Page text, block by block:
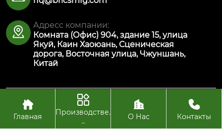

Адресс компании:
Комната (Офис) 904, здание 15, улица
Якуй, Каин Хаоюань, Сценическая
дорога, Восточная улица, Чжуншань,
Китай
Авторское право© ООО Интеллектуальная
производственная технология Булайкес (Чжуншань)

Главная

Производстве.
..

О Нас

Контакты